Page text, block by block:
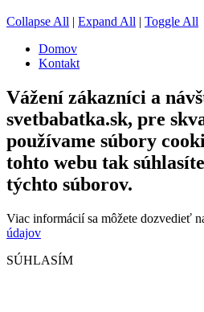
Collapse All | Expand All | Toggle All
Domov
Kontakt
Vážení zákazníci a
svetbabatka.sk, pre
používame súbory
tohto webu tak
týchto súborov.
Viac informácií sa môžete dozvedieť
údajov
SÚHLASÍM